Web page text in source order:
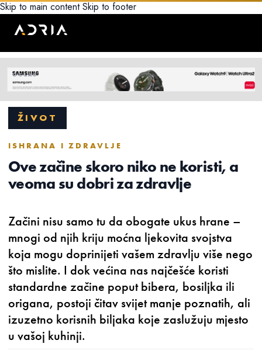
Skip to main content Skip to footer
ŽIVOT
ISHRANA I ZDRAVLJE
Ove začine skoro niko ne koristi, a
veoma su dobri za zdravlje
Začini nisu samo tu da obogate ukus hrane –
mnogi od njih kriju moćna ljekovita svojstva
koja mogu doprinijeti vašem zdravlju više nego
što mislite. I dok većina nas najčešće koristi
standardne začine poput bibera, bosiljka ili
origana, postoji čitav svijet manje poznatih, ali
izuzetno korisnih biljaka koje zaslužuju mjesto
u vašoj kuhinji.